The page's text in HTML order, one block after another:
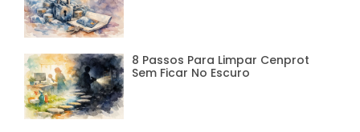
8 Passos Para Limpar Cenprot
Sem Ficar No Escuro